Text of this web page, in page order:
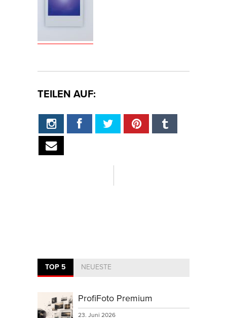
TEILEN AUF:
TOP 5 NEUESTE
ProfiFoto Premium
23. Juni 2026